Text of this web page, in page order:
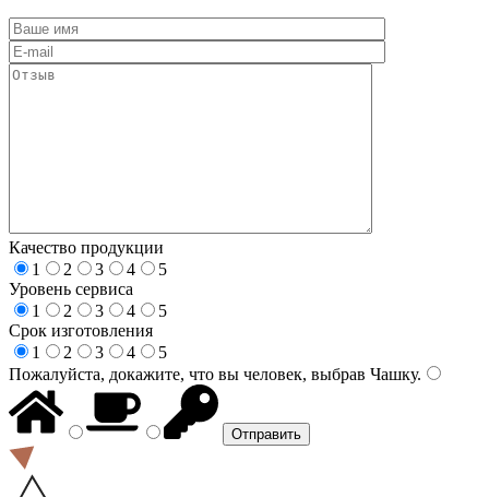
Качество продукции
1
2 3 4
5
Уровень сервиса
1
2 3 4
5
Срок изготовления
1
2 3 4
5
Пожалуйста, докажите, что вы человек, выбрав Чашку.